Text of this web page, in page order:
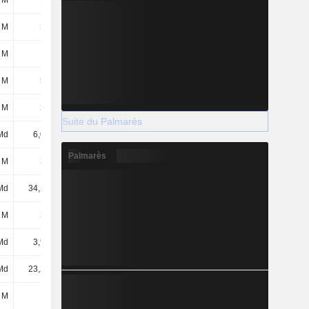
301 M
516 M
237 M
6,06 Md 6,11 Md 6,37 Md
329 M 335 M
34,26 Md
333 M
3,96 Md
23,23 Md 23,64 Md 24 Md
Suite du Palmarès
Palmarès